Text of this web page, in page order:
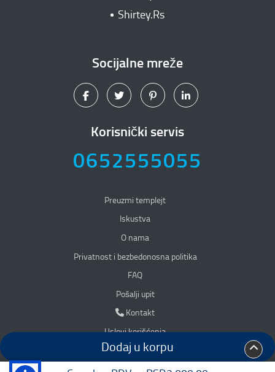
Dodaj u korpu
Shirtey.Rs
Socijalne mreže
Korisnički servis
0652555055
Preuzmi templejt
Iskustva
O nama
Privatnost i bezbedonosna politika
Privatnost i bezbedonosna politika
FAQ
Pošalji upit
Kontakt
Kontakt
Uslovi korišćenja
Accessibility
Mapa sajta